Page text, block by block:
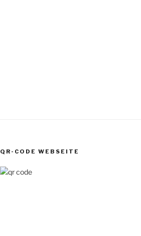
QR-CODE WEBSEITE